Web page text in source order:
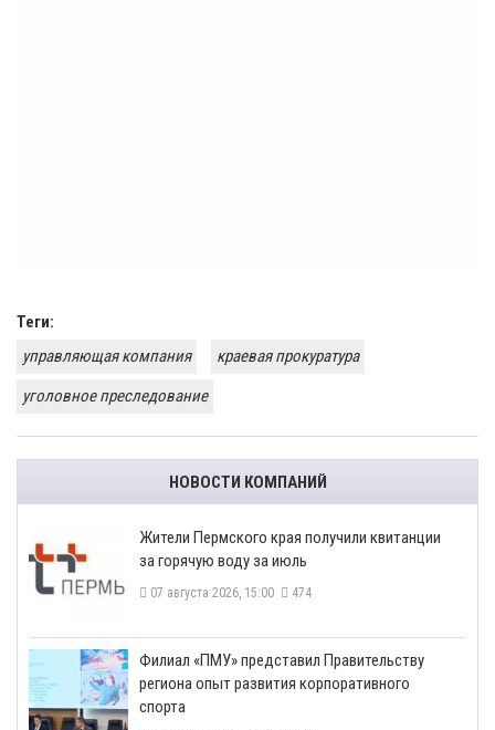
Теги:
управляющая компания
краевая прокуратура
уголовное преследование
НОВОСТИ КОМПАНИЙ
​Жители Пермского края получили квитанции
за горячую воду за июль
07 августа 2026, 15:00 474
​Филиал «ПМУ» представил Правительству
региона опыт развития корпоративного
спорта